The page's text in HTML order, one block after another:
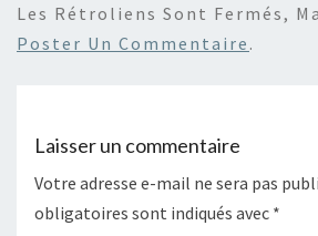
Les Rétroliens Sont Fermés,
Poster Un Commentaire .
Laisser un commentaire
Votre adresse e-mail ne sera pas
obligatoires sont indiqués avec *